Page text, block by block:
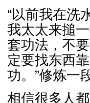
“以前我在洗
我太太来搥
套功法，不
定要找东西
功。”修炼一
相信很多人